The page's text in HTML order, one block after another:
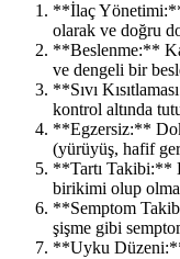
**İlaç
olarak ve doğru
**Beslenme:**
ve dengeli bir
**Sıvı
kontrol altında
**Egzersiz:**
(yürüyüş, hafif
**Tartı Takibi:**
birikimi olup
**Semptom
şişme gibi
**Uyku Düzeni:**